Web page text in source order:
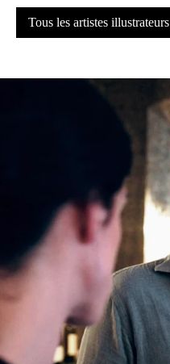
Tous les artistes illustrateurs